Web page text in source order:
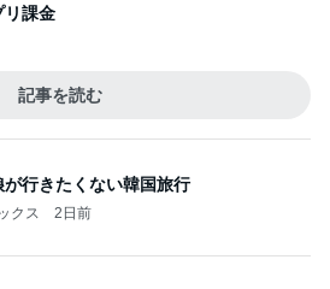
クス 2日前
トルテと塩っぱいサンド
クス 1日前